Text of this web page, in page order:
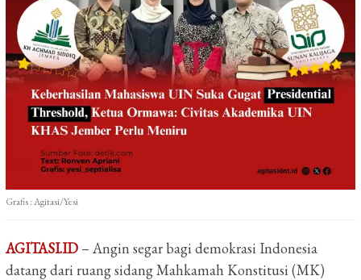
Grafis : Agitasi/Yesi
AGITASI.ID – Angin segar bagi demokrasi Indonesia
datang dari ruang sidang Mahkamah Konstitusi (MK)